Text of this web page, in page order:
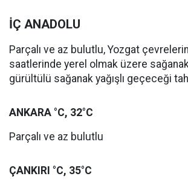
İÇ ANADOLU
Parçalı ve az bulutlu, Yozgat
saatlerinde yerel olmak üzere
gürültülü sağanak yağışlı geçeceği
ANKARA °C, 32°C
Parçalı ve az bulutlu
ÇANKIRI °C, 35°C